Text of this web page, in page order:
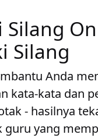
Silang
Silang
Anda
kata-kata dan
- hasilnya
yang